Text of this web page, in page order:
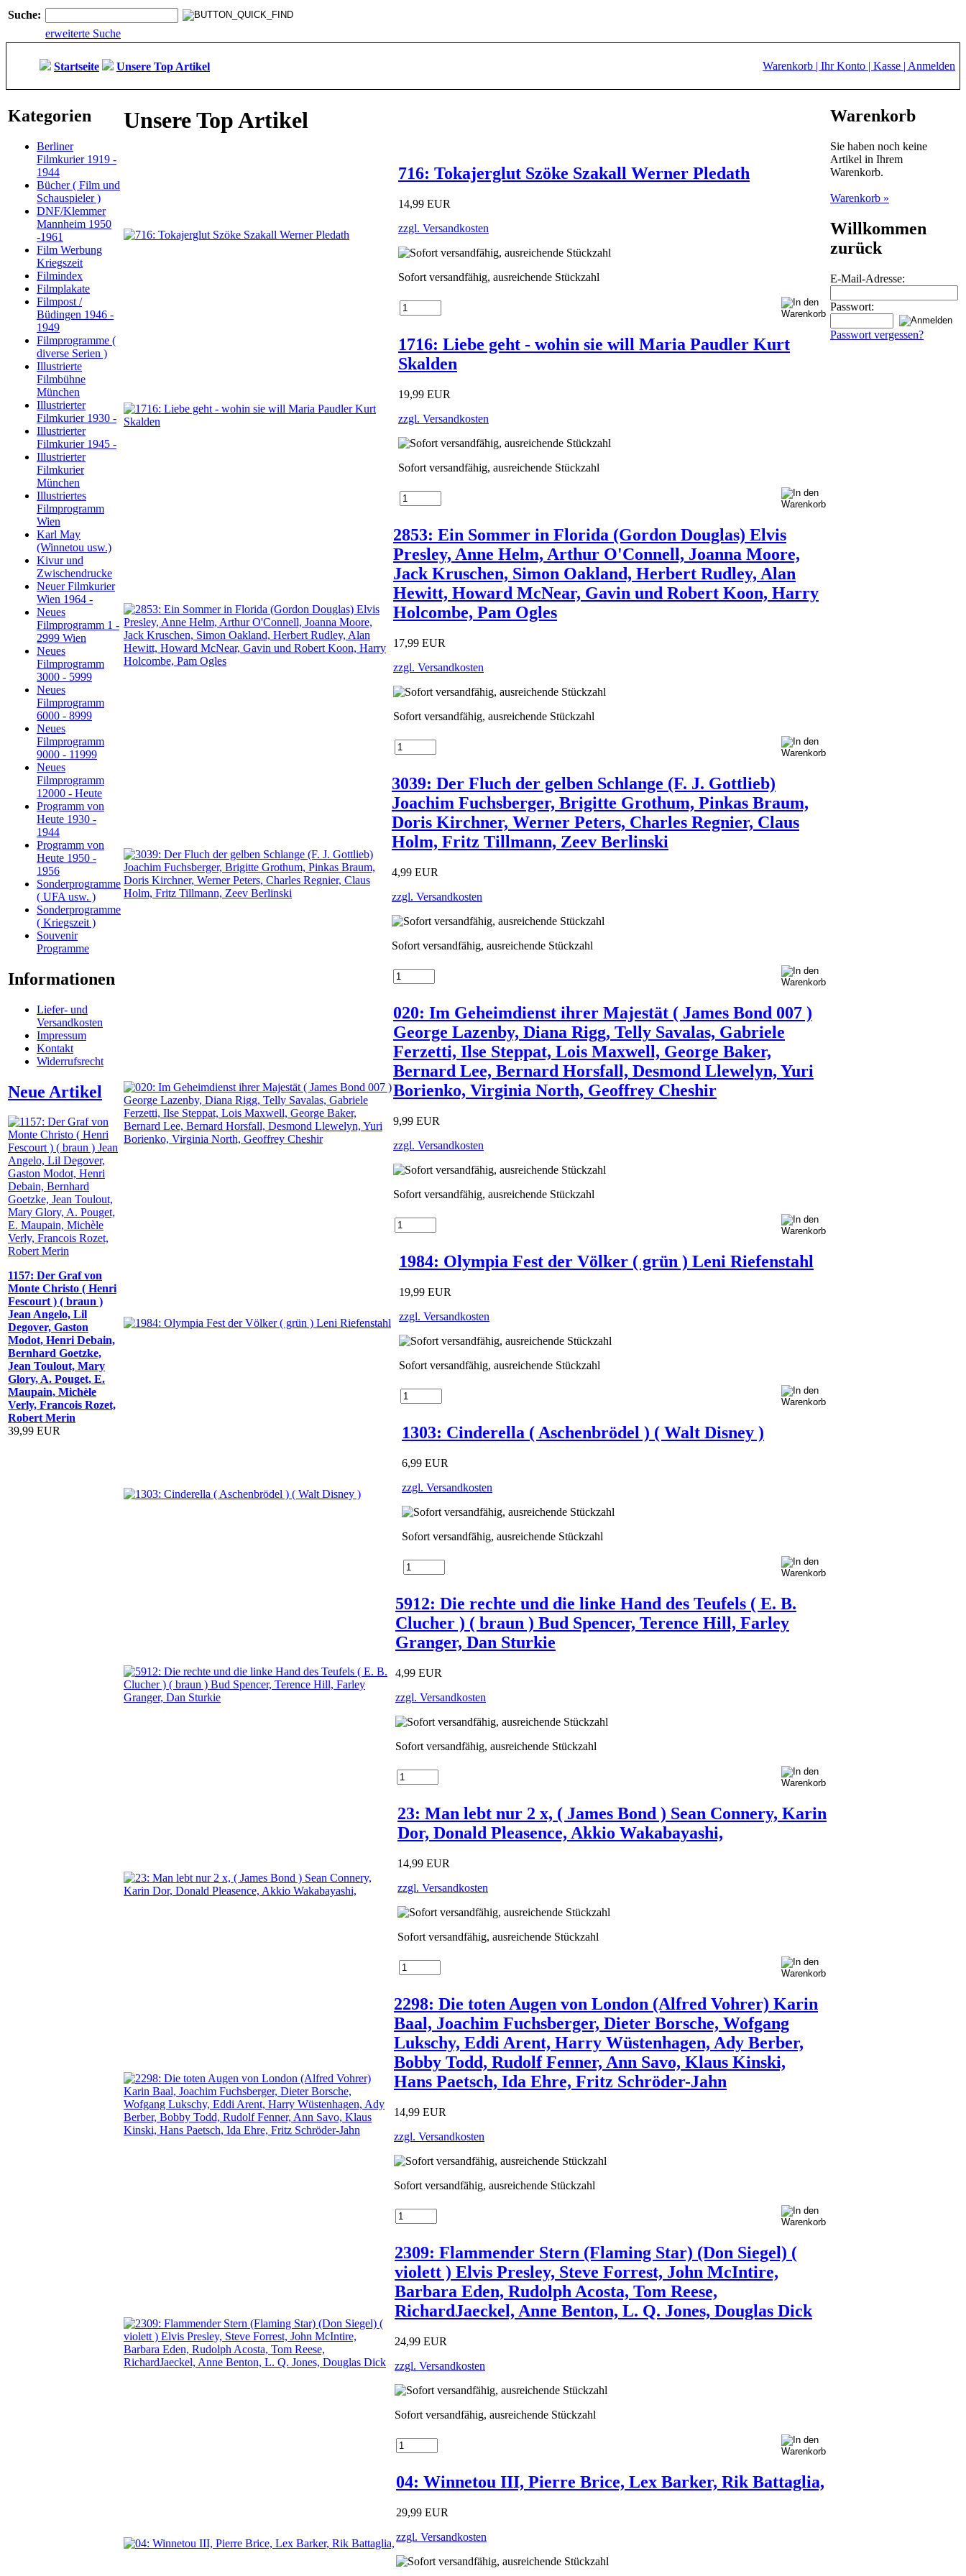
Suche:
erweiterte Suche
Startseite Unsere Top Artikel Warenkorb | Ihr Konto | Kasse | Anmelden
Kategorien
Berliner
Filmkurier 1919 -
1944
Bücher ( Film und
Schauspieler )
DNF/Klemmer
Mannheim 1950
-1961
Film Werbung
Kriegszeit
Filmindex
Filmplakate
Filmpost /
Büdingen 1946 -
1949
Filmprogramme (
diverse Serien )
Illustrierte
Filmbühne
München
Illustrierter
Filmkurier 1930 -
Illustrierter
Filmkurier 1945 -
Illustrierter
Filmkurier
München
Illustriertes
Filmprogramm
Wien
Karl May
(Winnetou usw.)
Kivur und
Zwischendrucke
Neuer Filmkurier
Wien 1964 -
Neues
Filmprogramm 1 -
2999 Wien
Neues
Filmprogramm
3000 - 5999
Neues
Filmprogramm
6000 - 8999
Neues
Filmprogramm
9000 - 11999
Neues
Filmprogramm
12000 - Heute
Programm von
Heute 1930 -
1944
Programm von
Heute 1950 -
1956
Sonderprogramme
( UFA usw. )
Sonderprogramme
( Kriegszeit )
Souvenir
Programme
Informationen
Liefer- und
Versandkosten
Impressum
Kontakt
Widerrufsrecht
Neue Artikel
1157: Der Graf von
Monte Christo ( Henri
Fescourt ) ( braun )
Jean Angelo, Lil
Degover, Gaston
Modot, Henri Debain,
Bernhard Goetzke,
Jean Toulout, Mary
Glory, A. Pouget, E.
Maupain, Michèle
Verly, Francois Rozet,
Robert Merin
39,99 EUR
Unsere Top Artikel
716: Tokajerglut Szöke Szakall Werner Pledath
14,99 EUR
zzgl. Versandkosten
Sofort versandfähig, ausreichende Stückzahl
1716: Liebe geht - wohin sie will Maria Paudler Kurt
Skalden
19,99 EUR
zzgl. Versandkosten
Sofort versandfähig, ausreichende Stückzahl
2853: Ein Sommer in Florida (Gordon Douglas) Elvis
Presley, Anne Helm, Arthur O'Connell, Joanna Moore,
Jack Kruschen, Simon Oakland, Herbert Rudley, Alan
Hewitt, Howard McNear, Gavin und Robert Koon, Harry
Holcombe, Pam Ogles
17,99 EUR
zzgl. Versandkosten
Sofort versandfähig, ausreichende Stückzahl
3039: Der Fluch der gelben Schlange (F. J. Gottlieb)
Joachim Fuchsberger, Brigitte Grothum, Pinkas Braum,
Doris Kirchner, Werner Peters, Charles Regnier, Claus
Holm, Fritz Tillmann, Zeev Berlinski
4,99 EUR
zzgl. Versandkosten
Sofort versandfähig, ausreichende Stückzahl
020: Im Geheimdienst ihrer Majestät ( James Bond 007 )
George Lazenby, Diana Rigg, Telly Savalas, Gabriele
Ferzetti, Ilse Steppat, Lois Maxwell, George Baker,
Bernard Lee, Bernard Horsfall, Desmond Llewelyn, Yuri
Borienko, Virginia North, Geoffrey Cheshir
9,99 EUR
zzgl. Versandkosten
Sofort versandfähig, ausreichende Stückzahl
1984: Olympia Fest der Völker ( grün ) Leni Riefenstahl
19,99 EUR
zzgl. Versandkosten
Sofort versandfähig, ausreichende Stückzahl
1303: Cinderella ( Aschenbrödel ) ( Walt Disney )
6,99 EUR
zzgl. Versandkosten
Sofort versandfähig, ausreichende Stückzahl
5912: Die rechte und die linke Hand des Teufels ( E. B.
Clucher ) ( braun ) Bud Spencer, Terence Hill, Farley
Granger, Dan Sturkie
4,99 EUR
zzgl. Versandkosten
Sofort versandfähig, ausreichende Stückzahl
23: Man lebt nur 2 x, ( James Bond ) Sean Connery, Karin
Dor, Donald Pleasence, Akkio Wakabayashi,
14,99 EUR
zzgl. Versandkosten
Sofort versandfähig, ausreichende Stückzahl
2298: Die toten Augen von London (Alfred Vohrer) Karin
Baal, Joachim Fuchsberger, Dieter Borsche, Wofgang
Lukschy, Eddi Arent, Harry Wüstenhagen, Ady Berber,
Bobby Todd, Rudolf Fenner, Ann Savo, Klaus Kinski,
Hans Paetsch, Ida Ehre, Fritz Schröder-Jahn
14,99 EUR
zzgl. Versandkosten
Sofort versandfähig, ausreichende Stückzahl
2309: Flammender Stern (Flaming Star) (Don Siegel) (
violett ) Elvis Presley, Steve Forrest, John McIntire,
Barbara Eden, Rudolph Acosta, Tom Reese,
RichardJaeckel, Anne Benton, L. Q. Jones, Douglas Dick
24,99 EUR
zzgl. Versandkosten
Sofort versandfähig, ausreichende Stückzahl
04: Winnetou III, Pierre Brice, Lex Barker, Rik Battaglia,
29,99 EUR
zzgl. Versandkosten
Warenkorb
Sie haben noch keine
Artikel in Ihrem
Warenkorb.
Warenkorb »
Willkommen
zurück
E-Mail-Adresse:
Passwort:
Passwort vergessen?